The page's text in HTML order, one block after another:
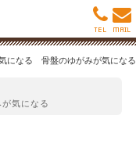
になる 骨盤のゆがみが気になる
気になる
MAIL
TEL